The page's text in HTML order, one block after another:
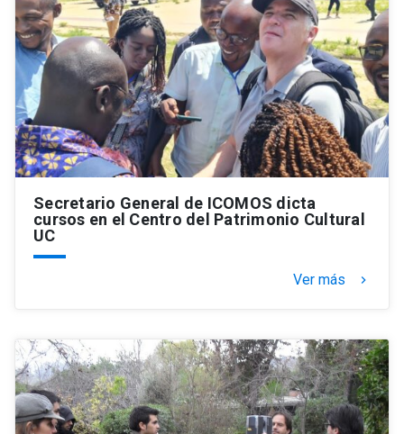
Secretario General de ICOMOS dicta
cursos en el Centro del Patrimonio Cultural
UC
Ver más keyboard_arrow_right